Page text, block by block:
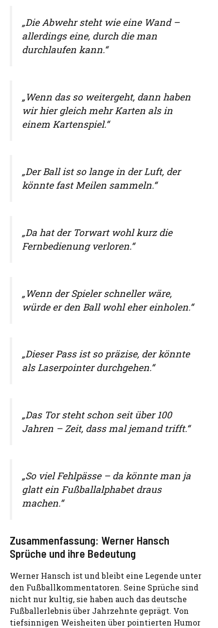
„Die Abwehr steht wie eine Wand –
allerdings eine, durch die man
durchlaufen kann.“
„Wenn das so weitergeht, dann haben
wir hier gleich mehr Karten als in
einem Kartenspiel.“
„Der Ball ist so lange in der Luft, der
könnte fast Meilen sammeln.“
„Da hat der Torwart wohl kurz die
Fernbedienung verloren.“
„Wenn der Spieler schneller wäre,
würde er den Ball wohl eher einholen.“
„Dieser Pass ist so präzise, der könnte
als Laserpointer durchgehen.“
„Das Tor steht schon seit über 100
Jahren – Zeit, dass mal jemand trifft.“
„So viel Fehlpässe – da könnte man ja
glatt ein Fußballalphabet draus
machen.“
Zusammenfassung: Werner Hansch
Sprüche und ihre Bedeutung
Werner Hansch ist und bleibt eine Legende unter
den Fußballkommentatoren. Seine Sprüche sind
nicht nur kultig, sie haben auch das deutsche
Fußballerlebnis über Jahrzehnte geprägt. Von
tiefsinnigen Weisheiten über pointierten Humor